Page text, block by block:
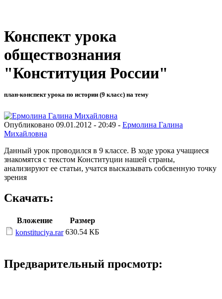
Конспект урока
обществознания
"Конституция России"
план-конспект урока по истории (9 класс) на тему
Опубликовано 09.01.2012 - 20:49 - Ермолина Галина
Михайловна
Данный урок проводился в 9 классе. В ходе урока учащиеся
знакомятся с текстом Конституции нашей страны,
анализируют ее статьи, учатся высказывать собсвенную точку
зрения
Скачать:
Вложение
Размер
konstituciya.rar 630.54 КБ
Предварительный просмотр: